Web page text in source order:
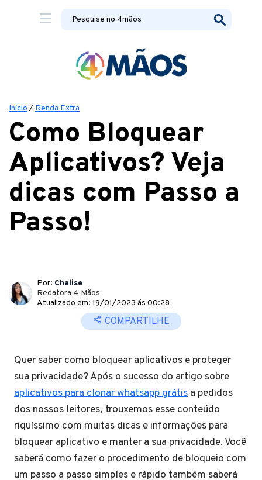
Início / Renda Extra
Como Bloquear
Aplicativos? Veja
dicas com Passo a
Passo!
Por: Chalise
Redatora 4 Mãos
Atualizado em: 19/01/2023 ás 00:28
COMPARTILHE
Quer saber como bloquear aplicativos e proteger
sua privacidade? Após o sucesso do artigo sobre
aplicativos para clonar whatsapp grátis a pedidos
dos nossos leitores, trouxemos esse conteúdo
riquíssimo com muitas dicas e informações para
bloquear aplicativo e manter a sua privacidade. Você
saberá como fazer o procedimento de bloqueio com
um passo a passo simples e rápido também saberá